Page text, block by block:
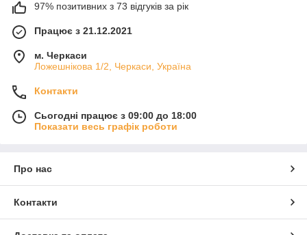
97% позитивних з 73 відгуків за рік
Працює з 21.12.2021
м. Черкаси
Ложешнікова 1/2, Черкаси, Україна
Контакти
Сьогодні працює з 09:00 до 18:00
Показати весь графік роботи
Про нас
Контакти